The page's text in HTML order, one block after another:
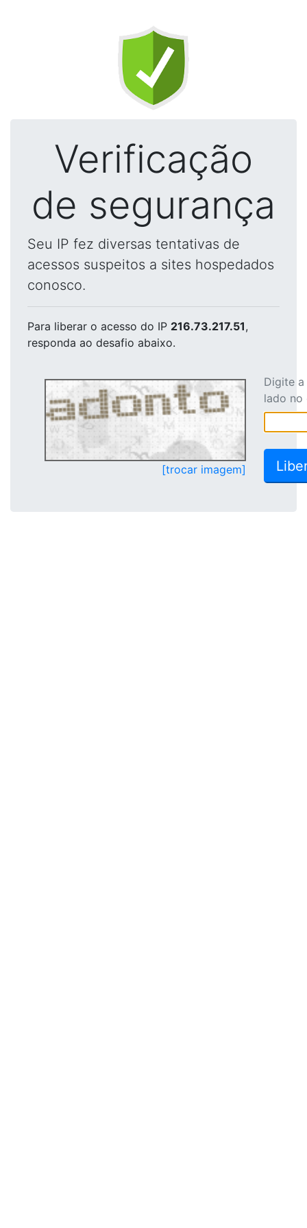
Verificação
de segurança
Seu IP fez diversas tentativas de
acessos suspeitos a sites hospedados
conosco.
Para liberar o acesso do IP 216.73.217.51,
responda ao desafio abaixo.
[trocar imagem]
Digite
lado no